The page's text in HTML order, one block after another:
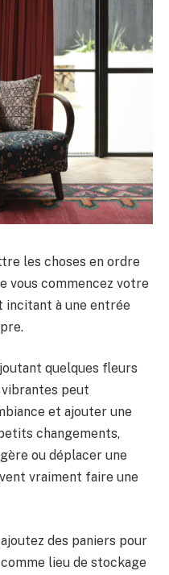
les choses en ordre
vous commencez votre
incitant à une entrée
quelques fleurs
peut
et ajouter une
changements,
ou déplacer une
vraiment faire une
ajoutez des paniers pour
lieu de stockage